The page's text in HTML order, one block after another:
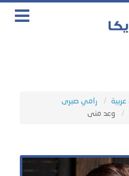
عربية
رامي صبرى
وعد منى